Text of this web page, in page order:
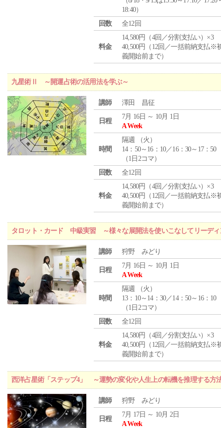
18:40）
回数
全12回
料金
14,580円（4回／分割支払い）×3
40,500円（12回／一括前納支払※
義開始前まで）
九星術Ⅱ ～開運占術の活用法を学ぶ～
講師 澤田 昌征
日程
7月 16日 ～ 10月 1日
A Week
時間
隔週 （火 ）
14：50～16：10／16：30～17：50
（1日2コマ）
回数
全12回
料金
14,580円（4回／分割支払い）×3
40,500円（12回／一括前納支払※
義開始前まで）
タロット・カード 中級実習 ～様々な展開法を使いこなしてリーディ
講師 狩野 みどり
日程
7月 16日 ～ 10月 1日
A Week
時間
隔週 （火 ）
13：10～14：30／14：50～16：10
（1日2コマ）
回数
全12回
料金
14,580円（4回／分割支払い）×3
40,500円（12回／一括前納支払※
義開始前まで）
西洋占星術「ステップ4」 ～運勢の変化や人生上の転機を推理する方
講師 狩野 みどり
日程
7月 17日 ～ 10月 2日
A Week